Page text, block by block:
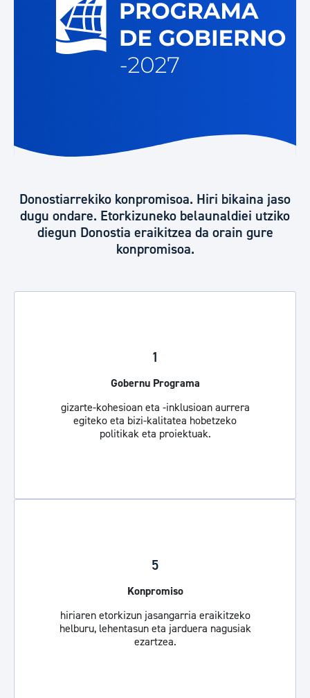
Donostiarrekiko konpromisoa. Hiri bikaina jaso
dugu ondare. Etorkizuneko belaunaldiei utziko
diegun Donostia eraikitzea da orain gure
konpromisoa.
1
Gobernu Programa
gizarte-kohesioan eta -inklusioan aurrera
egiteko eta bizi-kalitatea hobetzeko
politikak eta proiektuak.
5
Konpromiso
hiriaren etorkizun jasangarria eraikitzeko
helburu, lehentasun eta jarduera nagusiak
ezartzea.